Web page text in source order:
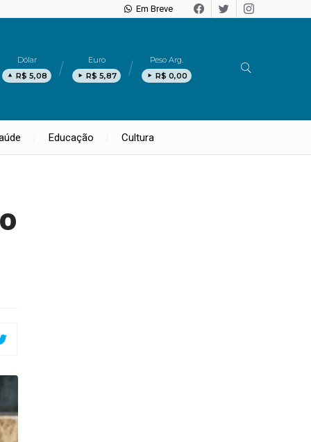
Em Breve
Dólar
R$ 5,08
Euro
R$ 5,87
Peso Arg.
R$ 0,00
Educação Cultura